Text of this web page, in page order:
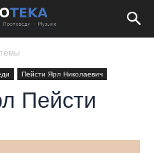
Пейсти Ярл Николаевич
Пейсти